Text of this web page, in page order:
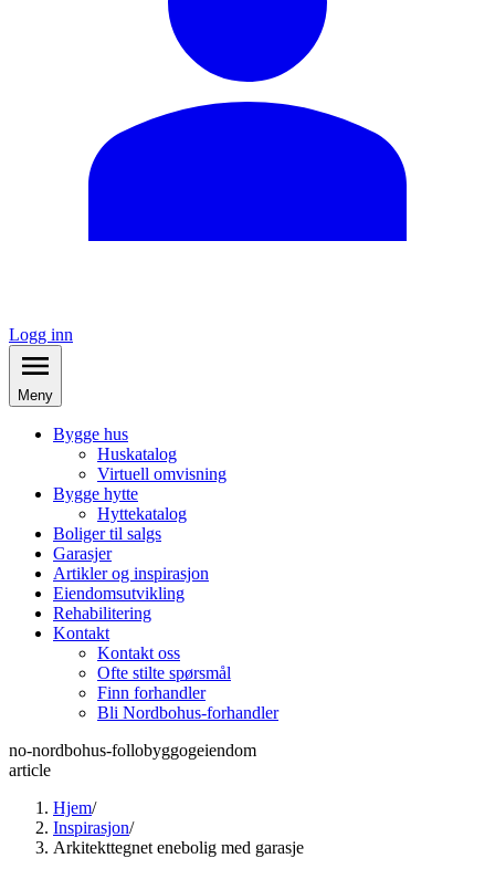
Logg inn
Meny
Bygge hus
Huskatalog
Virtuell omvisning
Bygge hytte
Hyttekatalog
Boliger til salgs
Garasjer
Artikler og inspirasjon
Eiendomsutvikling
Rehabilitering
Kontakt
Kontakt oss
Ofte stilte spørsmål
Finn forhandler
Bli Nordbohus-forhandler
no-nordbohus-follobyggogeiendom
article
Hjem/
Inspirasjon/
Arkitekttegnet enebolig med garasje